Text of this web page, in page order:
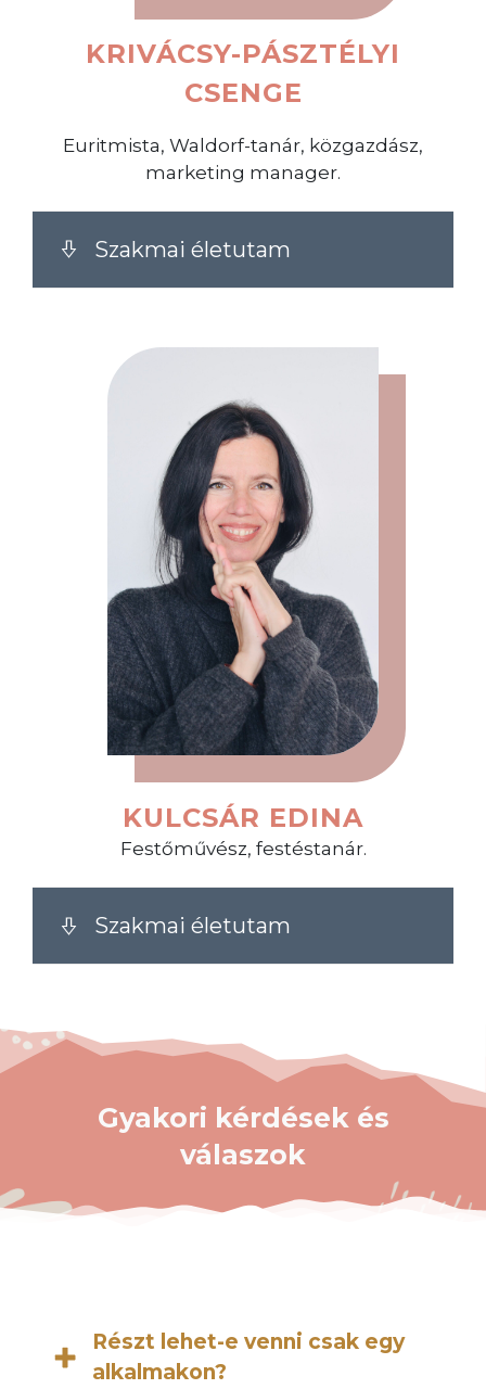
KRIVÁCSY-PÁSZTÉLYI
CSENGE
Euritmista, Waldorf-tanár, közgazdász,
marketing manager.
Szakmai életutam
KULCSÁR EDINA
Festőművész, festéstanár.
Szakmai életutam
Gyakori kérdések és
válaszok
Részt lehet-e venni csak egy
alkalmakon?